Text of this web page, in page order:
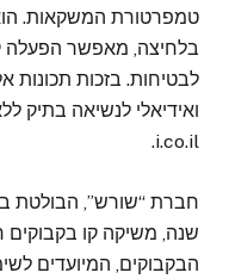
טמפרטורת המשקאות.
בלחיצה, מאפשר הפעלה
לבטיחות. בזכות תכונות
i.co.il.
שנה, משיקה קו בקבוקים
הבקבוקים, המיועדים